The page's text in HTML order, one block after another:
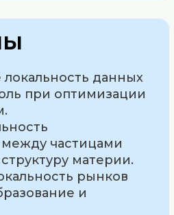
данных
при оптимизации
частицами
материи.
рынков
и